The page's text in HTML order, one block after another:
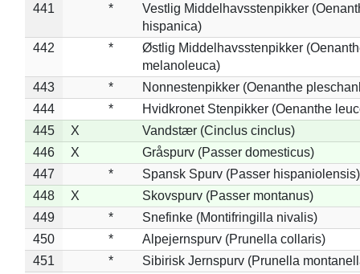
441
*
Vestlig Middelhavsstenpikker
hispanica)
442
*
Østlig Middelhavsstenpikker
melanoleuca)
443
*
Nonnestenpikker (Oenanthe
444
*
Hvidkronet Stenpikker (Oenanthe
445
X
Vandstær (Cinclus cinclus)
446
X
Gråspurv (Passer domesticus)
447
*
Spansk Spurv (Passer hispaniolensis)
448
X
Skovspurv (Passer montanus)
449
*
Snefinke (Montifringilla nivalis)
450
*
Alpejernspurv (Prunella collaris)
451
*
Sibirisk Jernspurv (Prunella